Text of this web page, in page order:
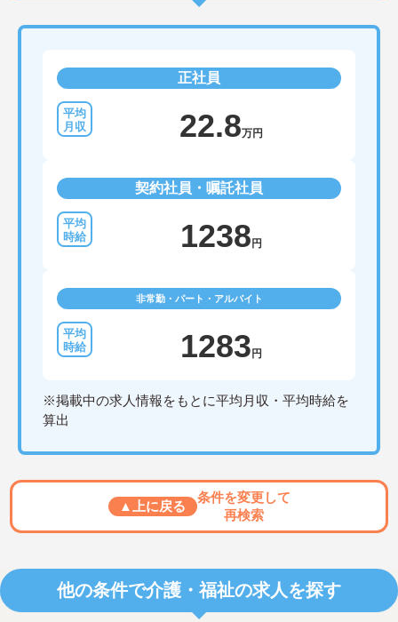
正社員
22.8万円
契約社員・嘱託社員
1238 円
非常勤・パート・アルバイト
1283 円
※掲載中の求人情報をもとに平均月収・平均時給を
算出
▲上に戻る
条件を変更して
再検索
他の条件で介護・福祉の求人を探す